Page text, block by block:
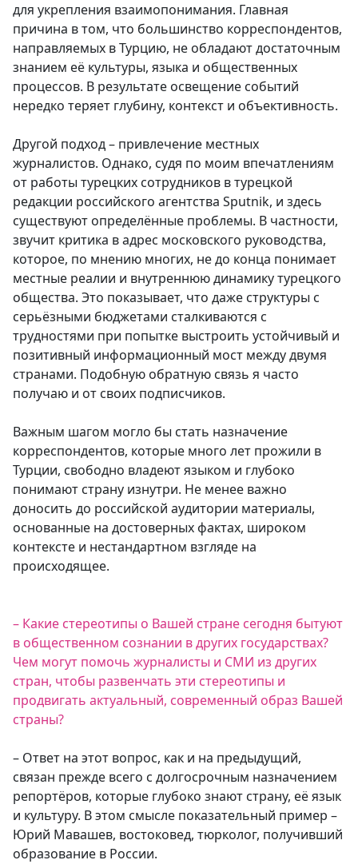
для укрепления взаимопонимания. Главная
причина в том, что большинство корреспондентов,
направляемых в Турцию, не обладают достаточным
знанием её культуры, языка и общественных
процессов. В результате освещение событий
нередко теряет глубину, контекст и объективность.
Другой подход – привлечение местных
журналистов. Однако, судя по моим впечатлениям
от работы турецких сотрудников в турецкой
редакции российского агентства Sputnik, и здесь
существуют определённые проблемы. В частности,
звучит критика в адрес московского руководства,
которое, по мнению многих, не до конца понимает
местные реалии и внутреннюю динамику турецкого
общества. Это показывает, что даже структуры с
серьёзными бюджетами сталкиваются с
трудностями при попытке выстроить устойчивый и
позитивный информационный мост между двумя
странами. Подобную обратную связь я часто
получаю и от своих подписчиков.
Важным шагом могло бы стать назначение
корреспондентов, которые много лет прожили в
Турции, свободно владеют языком и глубоко
понимают страну изнутри. Не менее важно
доносить до российской аудитории материалы,
основанные на достоверных фактах, широком
контексте и нестандартном взгляде на
происходящее.
– Какие стереотипы о Вашей стране сегодня бытуют
в общественном сознании в других государствах?
Чем могут помочь журналисты и СМИ из других
стран, чтобы развенчать эти стереотипы и
продвигать актуальный, современный образ Вашей
страны?
– Ответ на этот вопрос, как и на предыдущий,
связан прежде всего с долгосрочным назначением
репортёров, которые глубоко знают страну, её язык
и культуру. В этом смысле показательный пример –
Юрий Мавашев, востоковед, тюрколог, получивший
образование в России.